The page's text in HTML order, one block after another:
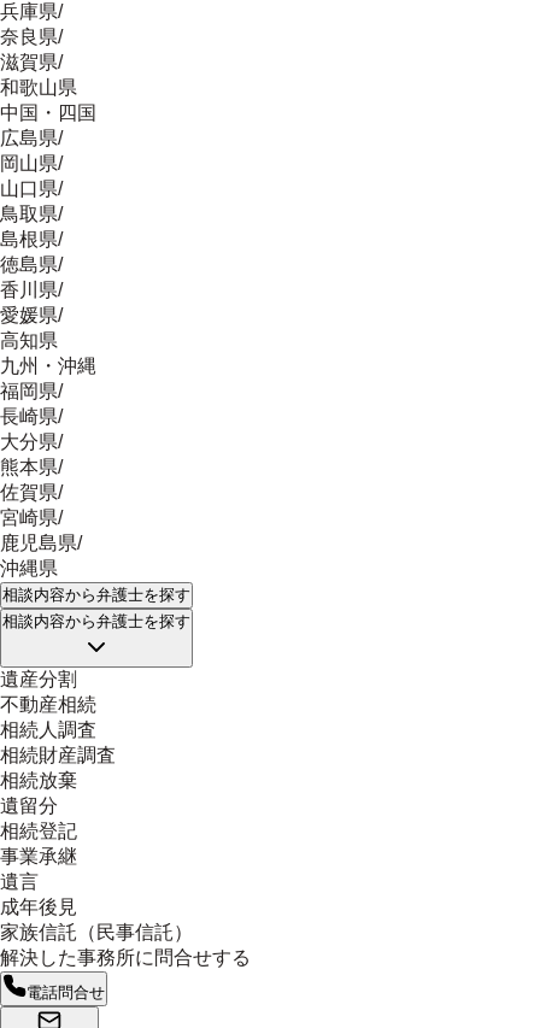
兵庫県/
奈良県/
滋賀県/
和歌山県
中国・四国
広島県/
岡山県/
山口県/
鳥取県/
島根県/
徳島県/
香川県/
愛媛県/
高知県
九州・沖縄
福岡県/
長崎県/
大分県/
熊本県/
佐賀県/
宮崎県/
鹿児島県/
沖縄県
相談内容から弁護士を探す
相談内容から弁護士を探す
遺産分割
不動産相続
相続人調査
相続財産調査
相続放棄
遺留分
相続登記
事業承継
遺言
成年後見
家族信託（民事信託）
解決した事務所に問合せする
電話問合せ